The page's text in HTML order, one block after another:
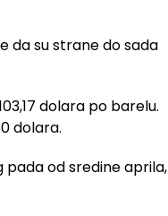
da su strane do sada
dolara po barelu.
dolara.
od sredine aprila,